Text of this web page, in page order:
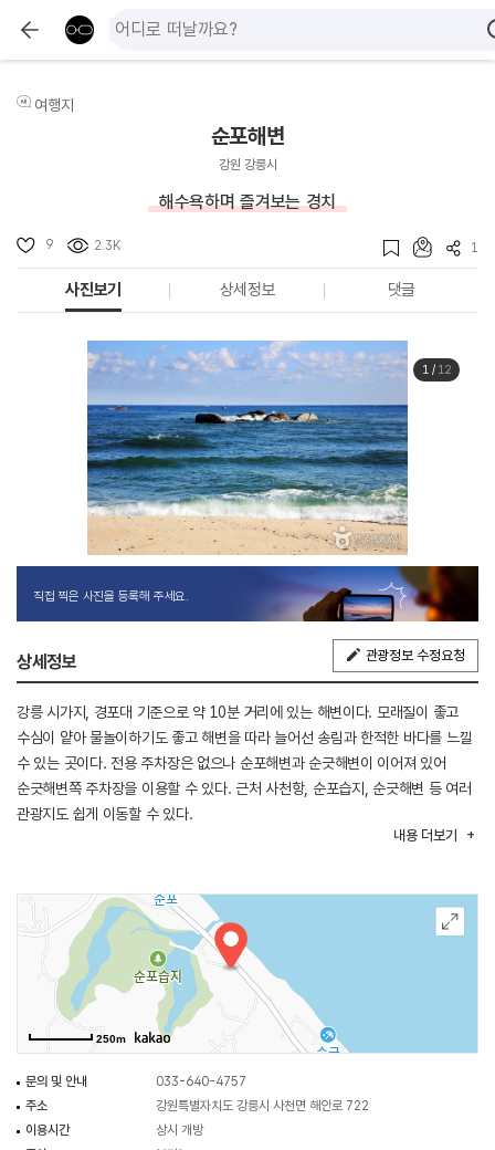
여행지
순포해변
강원 강릉시
해수욕하며 즐겨보는 경치
9 2.3K 1
사진보기 상세정보 댓글
1/ 12
직접 찍은 사진을 등록해 주세요.
상세정보 관광정보 수정요청
강릉 시가지, 경포대 기준으로 약 10분 거리에 있는 해변이다. 모래질이 좋고
수심이 얕아 물놀이하기도 좋고 해변을 따라 늘어선 송림과 한적한 바다를 느낄
수 있는 곳이다. 전용 주차장은 없으나 순포해변과 순긋해변이 이어져 있어
순긋해변쪽 주차장을 이용할 수 있다. 근처 사천항, 순포습지, 순긋해변 등 여러
관광지도 쉽게 이동할 수 있다.
내용 더보기
250m
문의 및 안내
033-640-4757
주소
강원특별자치도 강릉시 사천면 해안로 722
이용시간
상시 개방